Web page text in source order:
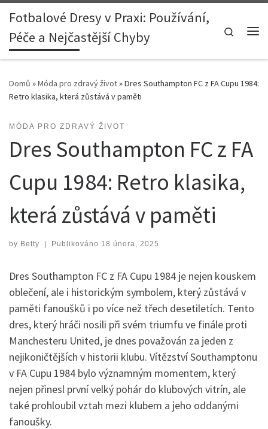
Skip to content
Fotbalové Dresy v Praxi: Používání,
Péče a Nejčastější Chyby
Search
Domů »Móda pro zdravý život»Dres Southampton FC z FA Cupu 1984:
Retro klasika, která zůstává v paměti
MÓDA PRO ZDRAVÝ ŽIVOT
Dres Southampton FC z FA
Cupu 1984: Retro klasika,
která zůstává v paměti
by Betty Publikováno 18 února, 2025
Dres Southampton FC z FA Cupu 1984 je nejen kouskem
oblečení, ale i historickým symbolem, který zůstává v
paměti fanoušků i po více než třech desetiletích. Tento
dres, který hráči nosili při svém triumfu ve finále proti
Manchesteru United, je dnes považován za jeden z
nejikoničtějších v historii klubu. Vítězství Southamptonu
v FA Cupu 1984 bylo významným momentem, který
nejen přinesl první velký pohár do klubových vitrín, ale
také prohloubil vztah mezi klubem a jeho oddanými
fanoušky.